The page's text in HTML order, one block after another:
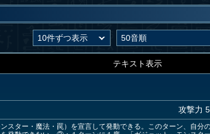
テキスト表示
攻撃力
ター・魔法・罠）を宣言して発動できる。このターン、自分